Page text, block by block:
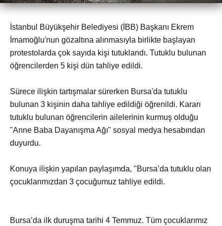
İstanbul Büyükşehir Belediyesi (İBB) Başkanı Ekrem
İmamoğlu'nun gözaltına alınmasıyla birlikte başlayan
protestolarda çok sayıda kişi tutuklandı. Tutuklu bulunan
öğrencilerden 5 kişi dün tahliye edildi.
Sürece ilişkin tartışmalar sürerken Bursa'da tutuklu
bulunan 3 kişinin daha tahliye edildiği öğrenildi. Kararı
tutuklu bulunan öğrencilerin ailelerinin kurmuş olduğu
"Anne Baba Dayanışma Ağı" sosyal medya hesabından
duyurdu.
Konuya ilişkin yapılan paylaşımda, "Bursa’da tutuklu olan
çocuklarımızdan 3 çocuğumuz tahliye edildi.
Bursa’da ilk duruşma tarihi 4 Temmuz. Tüm çocuklarımız